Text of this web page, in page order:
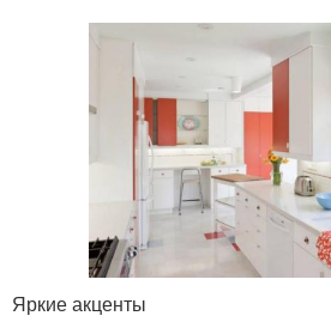
Яркие акценты